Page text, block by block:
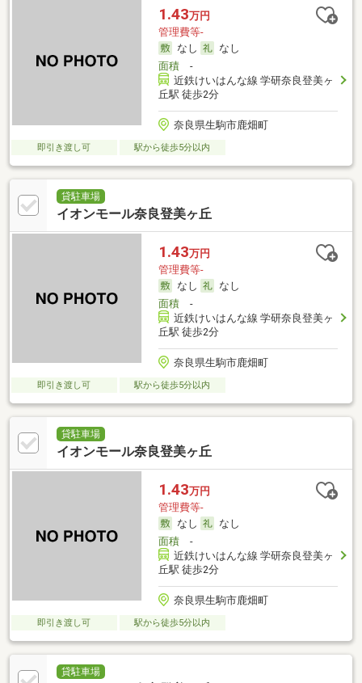
1.43万円
管理費等-
なし
なし
面積-
近鉄けいはんな線 学研奈良登美ヶ
丘駅 徒歩2分
奈良県生駒市鹿畑町
即引き渡し可 駅から徒歩5分以内
貸駐車場
イオンモール奈良登美ヶ丘
1.43万円
管理費等-
なし
なし
面積-
近鉄けいはんな線 学研奈良登美ヶ
丘駅 徒歩2分
奈良県生駒市鹿畑町
即引き渡し可 駅から徒歩5分以内
貸駐車場
イオンモール奈良登美ヶ丘
1.43万円
管理費等-
なし
なし
面積-
近鉄けいはんな線 学研奈良登美ヶ
丘駅 徒歩2分
奈良県生駒市鹿畑町
即引き渡し可 駅から徒歩5分以内
貸駐車場